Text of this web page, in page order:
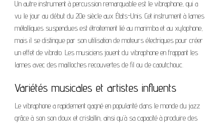
Un autre instrument à percussion remarquable est le vibraphone, qui a
vu le jour au début du 20e siècle aux États-Unis. Cet instrument à lames
métalliques suspendues est étroitement lié au marimba et au xylophone,
mais il se distingue par son utilisation de moteurs électriques pour créer
un effet de vibrato. Les musiciens jouent du vibraphone en frappant les
lames avec des mailloches recouvertes de fil ou de caoutchouc.
Variétés musicales et artistes influents
Le vibraphone a rapidement gagné en popularité dans le monde du jazz
grâce à son son doux et cristallin, ainsi qu’à sa capacité à produire des